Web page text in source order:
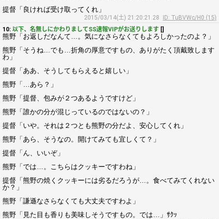
提督「良ければ受け取ってくれ」
2015/03/14(土) 21:20:21.28
ID: TuBVWc/H0 (15)
10: 以下、名無しにかわりましてSS速報VIPがお送りします []
熊野「お返しだなんて…。気になさらなくてもよろしかったのよ？」
熊野「そうね…でも…折角の厚意ですもの、ありがたく頂戴致します
わ」
提督「ああ、そうしてもらえると嬉しい」
熊野「…あら？」
熊野「提督、包みが２つあるようですけど」
熊野「誰かの分が混じっているのではないの？」
提督「いや。それは２つとも熊野の分だよ、安心してくれ」
熊野「あら、そうなの。開けてみても宜しくて？」
提督「ん、いいぞ」
熊野「では…。こちらはクッキーですわね」
提督「熊野の焼くクッキーには劣るだろうが…。食べてみてくれない
か？」
熊野「謙遜なさらなくても大丈夫ですわよ」
熊野「見た目も香りも美味しそうですもの。では…」ｻｸｯ